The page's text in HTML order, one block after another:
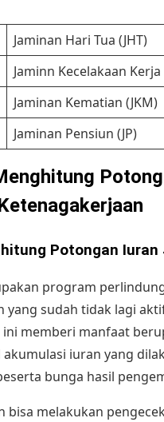
Jaminan Hari Tua (JHT)
Jaminn Kecelakaan Kerja
Jaminan Kematian (JKM)
Jaminan Pensiun (JP)
Potongan Iuran
program
yang sudah tidak lagi
memberi manfaat
akumulasi iuran yang
bunga hasil
bisa melakukan